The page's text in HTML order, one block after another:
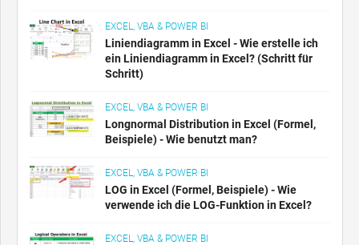
EXCEL, VBA & POWER BI
Liniendiagramm in Excel - Wie erstelle ich
ein Liniendiagramm in Excel? (Schritt für
Schritt)
EXCEL, VBA & POWER BI
Longnormal Distribution in Excel (Formel,
Beispiele) - Wie benutzt man?
EXCEL, VBA & POWER BI
LOG in Excel (Formel, Beispiele) - Wie
verwende ich die LOG-Funktion in Excel?
EXCEL, VBA & POWER BI